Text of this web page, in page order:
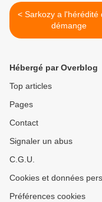
< Sarkozy a l'hérédité qui le
démange
Hébergé par Overblog
Top articles
Pages
Contact
Signaler un abus
C.G.U.
Cookies et données
Préférences cookies